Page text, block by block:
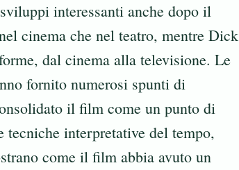
interessanti anche dopo il
cinema che nel teatro, mentre Dick
dal cinema alla televisione. Le
fornito numerosi spunti di
il film come un punto di
interpretative del tempo,
come il film abbia avuto un